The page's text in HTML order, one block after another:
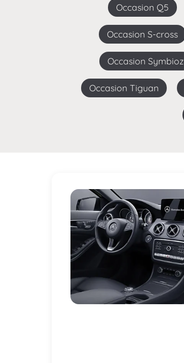
Occasion Q5
Occasion S-cross
Occasion Symbioz
Occasion Tiguan